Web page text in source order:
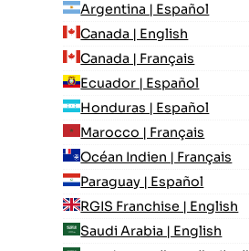
Argentina | Español
Canada | English
Canada | Français
Ecuador | Español
Honduras | Español
Marocco | Français
Océan Indien | Français
Paraguay | Español
RGIS Franchise | English
Saudi Arabia | English